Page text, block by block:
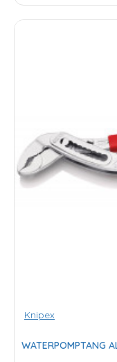
Knipex
WATERPOMPTANG